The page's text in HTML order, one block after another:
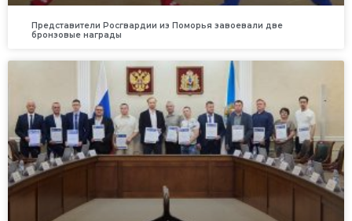
Представители Росгвардии из Поморья завоевали две
бронзовые награды